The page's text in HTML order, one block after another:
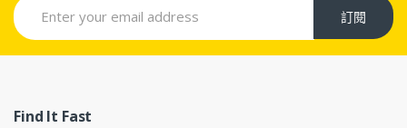
訂閱
Find It Fast